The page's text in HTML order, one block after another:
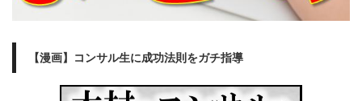
【漫画】コンサル生に成功法則をガチ指導